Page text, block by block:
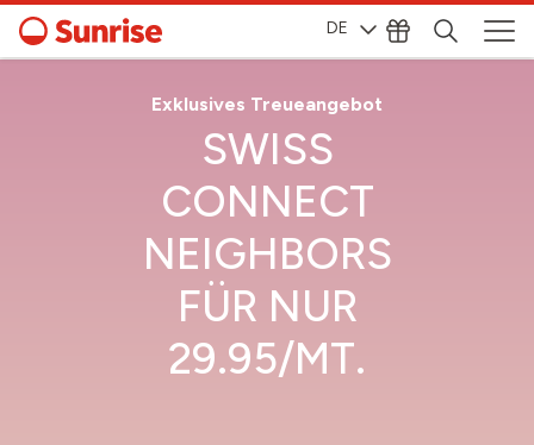
DE
Exklusives Treueangebot
SWISS
CONNECT
NEIGHBORS
FÜR NUR
29.95/MT.